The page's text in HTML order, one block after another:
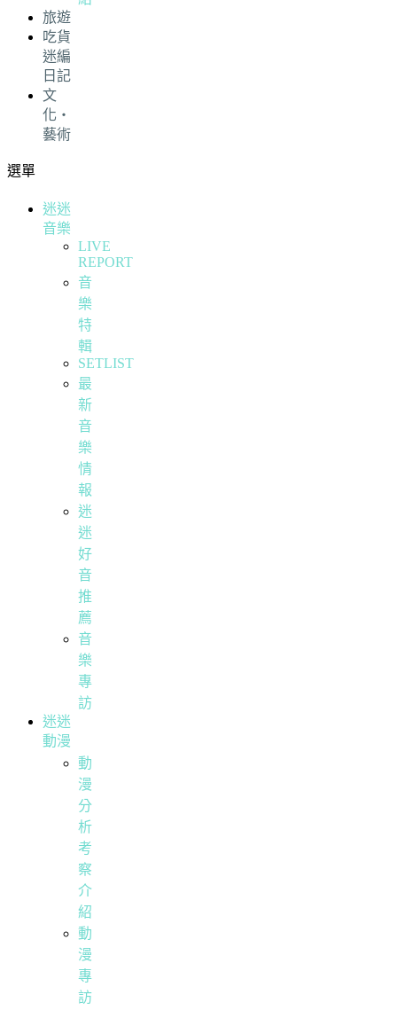
旅遊
吃貨
迷編
日記
文
化・
藝術
選單
迷迷
音樂
LIVE
REPORT
音
樂
特
輯
SETLIST
最
新
音
樂
情
報
迷
迷
好
音
推
薦
音
樂
專
訪
迷迷
動漫
動
漫
分
析
考
察
介
紹
動
漫
專
訪